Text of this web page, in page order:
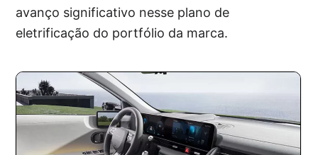
avanço significativo nesse plano de
eletrificação do portfólio da marca.